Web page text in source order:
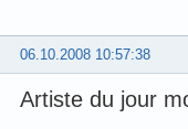
06.10.2008 10:57:38
Artiste du jour